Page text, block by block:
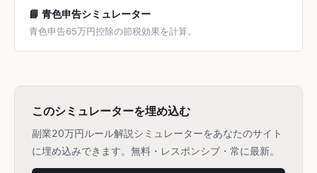
📘 青色申告シミュレーター
青色申告65万円控除の節税効果を計算。
このシミュレーターを埋め込む
副業20万円ルール解説シミュレーターをあなたのサイト
に埋め込みできます。無料・レスポンシブ・常に最新。